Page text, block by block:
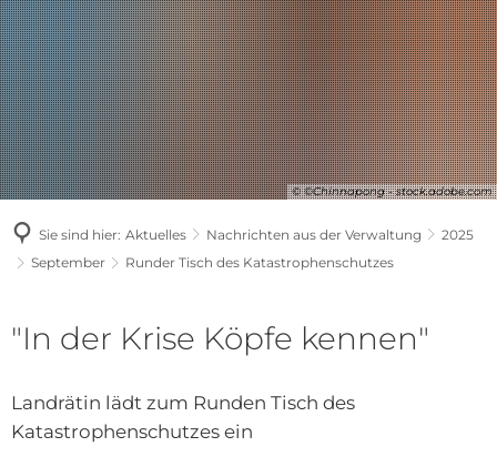
© ©Chinnapong - stock.adobe.com
Sie sind hier: Aktuelles Nachrichten aus der Verwaltung
2025
September
Runder Tisch des Katastrophenschutzes
"In der Krise Köpfe kennen"
Landrätin lädt zum Runden Tisch des
Katastrophenschutzes ein